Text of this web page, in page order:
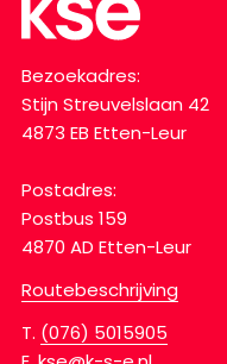
Bezoekadres:
Stijn Streuvelslaan 42
4873 EB Etten-Leur
Postadres:
Postbus 159
4870 AD Etten-Leur
Routebeschrijving
T. (076) 5015905